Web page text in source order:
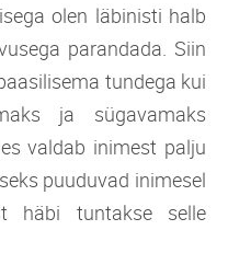
olen läbinisti halb
parandada. Siin
tundega kui
ja sügavamaks
valdab inimest palju
puuduvad inimesel
häbi tuntakse selle